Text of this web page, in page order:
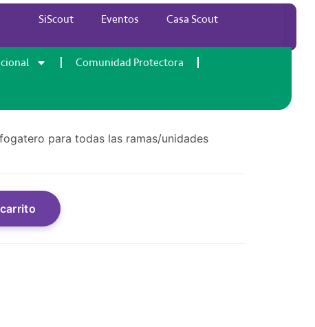
SiScout Eventos Casa Scout
Comunidad Protectora
fogatero
para todas las ramas/unidades